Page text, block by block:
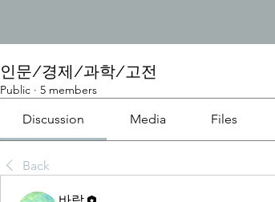
인문/경제/과학/고전
Public · 5 members
Discussion Media Files
Back